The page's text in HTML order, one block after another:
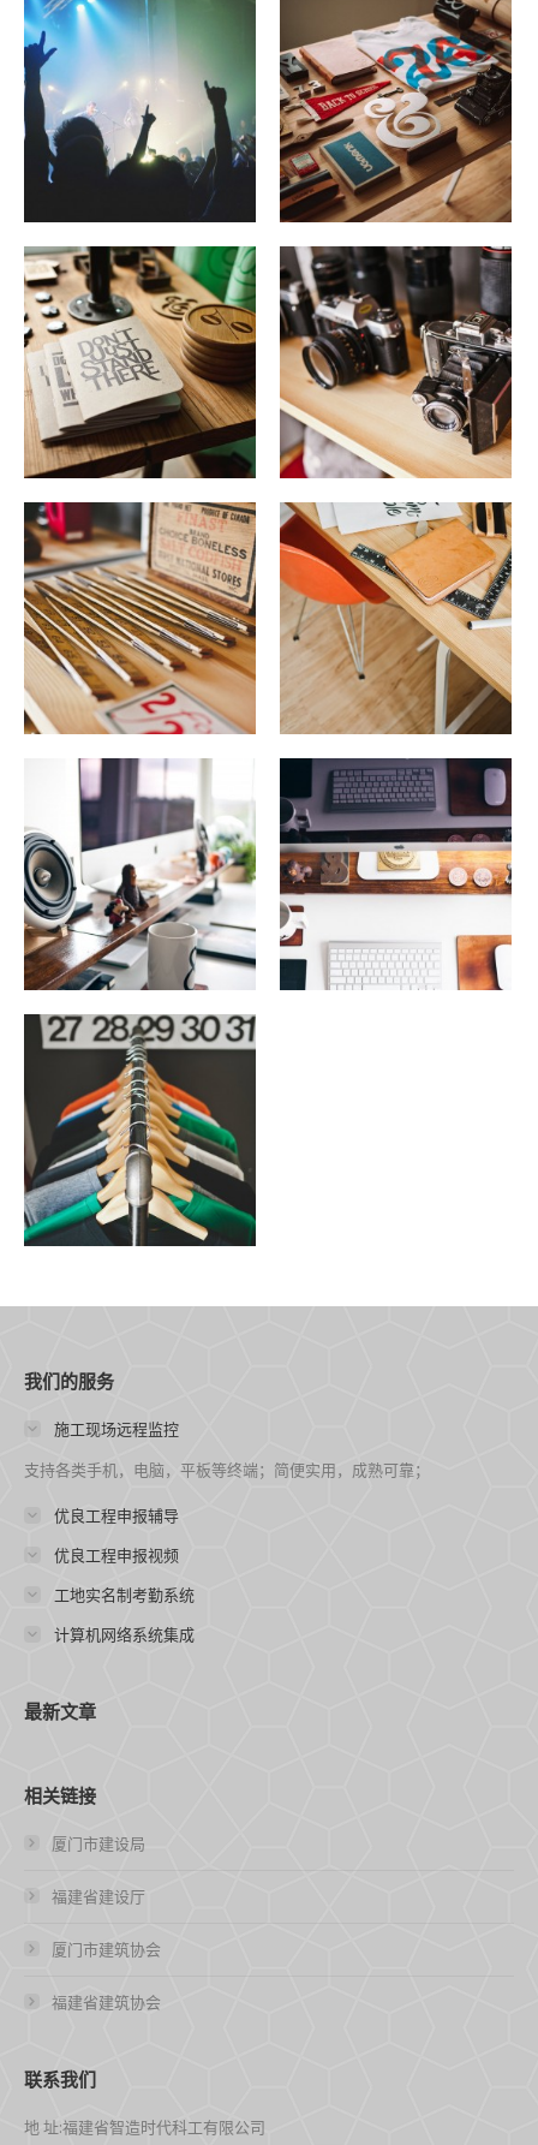
我们的服务
施工现场远程监控
支持各类手机，电脑，平板等终端；简便实用，成熟可靠；
优良工程申报辅导
优良工程申报视频
工地实名制考勤系统
计算机网络系统集成
最新文章
相关链接
厦门市建设局
福建省建设厅
厦门市建筑协会
福建省建筑协会
联系我们
地 址:福建省智造时代科工有限公司